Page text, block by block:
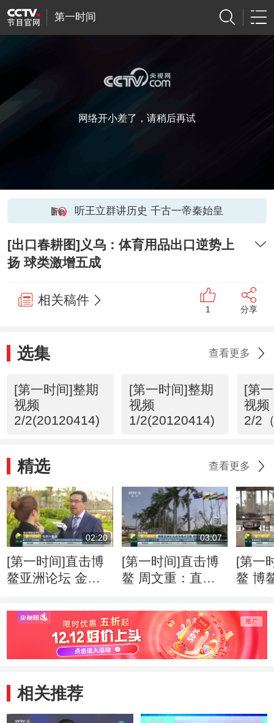
第一时间
网络开小差了，请稍后再试
听王立群讲历史 千古一帝秦始皇
[出口春耕图]义乌：体育用品出口逆势上
扬 球类激增五成
相关稿件
1 分享
选集 查看更多
[第一时间]整期
视频
2/2(20120414)
[第一时间]整期
视频
1/2(20120414)
[第
视频
2/2
精选 查看更多
02:20
[第一时间]直击博
鳌亚洲论坛 金融
管面临更多挑战
03:07
[第一时间]直击博
鳌 周文重：直面
洲应发出自己的声
音
[第一
鳌 博
就绪
相关推荐